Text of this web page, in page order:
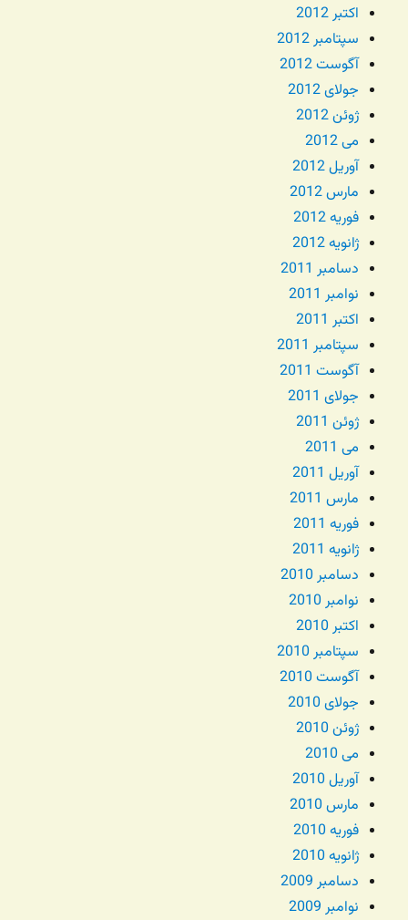
اکتبر 2012
سپتامبر 2012
آگوست 2012
جولای 2012
ژوئن 2012
می 2012
آوریل 2012
مارس 2012
فوریه 2012
ژانویه 2012
دسامبر 2011
نوامبر 2011
اکتبر 2011
سپتامبر 2011
آگوست 2011
جولای 2011
ژوئن 2011
می 2011
آوریل 2011
مارس 2011
فوریه 2011
ژانویه 2011
دسامبر 2010
نوامبر 2010
اکتبر 2010
سپتامبر 2010
آگوست 2010
جولای 2010
ژوئن 2010
می 2010
آوریل 2010
مارس 2010
فوریه 2010
ژانویه 2010
دسامبر 2009
نوامبر 2009